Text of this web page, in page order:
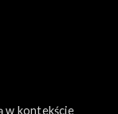
w kontekście